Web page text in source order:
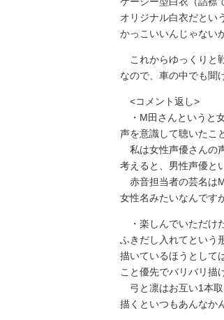
オリジナル白衣だとい
かっこいいんじゃない
これからゆっくりと
なので、車の中でも聞
<コメント返し>
・M田さんというと
声を意識して聴いたこ
私は女性声優さんの
考えると、男性声優と
赤音担当者の芸名は
女性名みたいなんです
・楽しんでいただけ
ふきだし入れてという
描いているほうとして
こと優先でバリバリ描
弓と凛はお互い1本
描くといつもあんなか